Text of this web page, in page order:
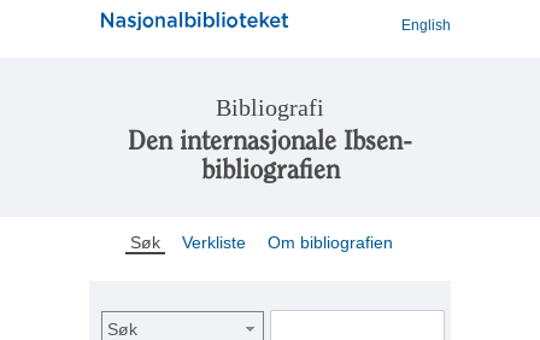
English
Bibliografi
Den internasjonale Ibsen-
bibliografien
Søk Verkliste Om bibliografien
Søk